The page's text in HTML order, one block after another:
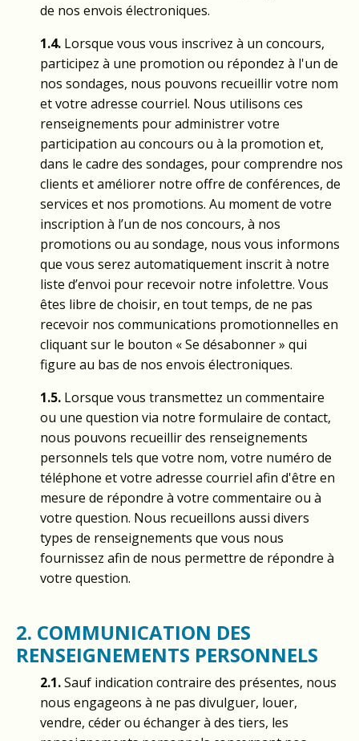
de nos envois électroniques.
1.4. Lorsque vous vous inscrivez à un concours,
participez à une promotion ou répondez à l'un de
nos sondages, nous pouvons recueillir votre nom
et votre adresse courriel. Nous utilisons ces
renseignements pour administrer votre
participation au concours ou à la promotion et,
dans le cadre des sondages, pour comprendre nos
clients et améliorer notre offre de conférences, de
services et nos promotions. Au moment de votre
inscription à l’un de nos concours, à nos
promotions ou au sondage, nous vous informons
que vous serez automatiquement inscrit à notre
liste d’envoi pour recevoir notre infolettre. Vous
êtes libre de choisir, en tout temps, de ne pas
recevoir nos communications promotionnelles en
cliquant sur le bouton « Se désabonner » qui
figure au bas de nos envois électroniques.
1.5. Lorsque vous transmettez un commentaire
ou une question via notre formulaire de contact,
nous pouvons recueillir des renseignements
personnels tels que votre nom, votre numéro de
téléphone et votre adresse courriel afin d'être en
mesure de répondre à votre commentaire ou à
votre question. Nous recueillons aussi divers
types de renseignements que vous nous
fournissez afin de nous permettre de répondre à
votre question.
2. COMMUNICATION DES
RENSEIGNEMENTS PERSONNELS
2.1.Sauf indication contraire des présentes, nous
nous engageons à ne pas divulguer, louer,
vendre, céder ou échanger à des tiers, les